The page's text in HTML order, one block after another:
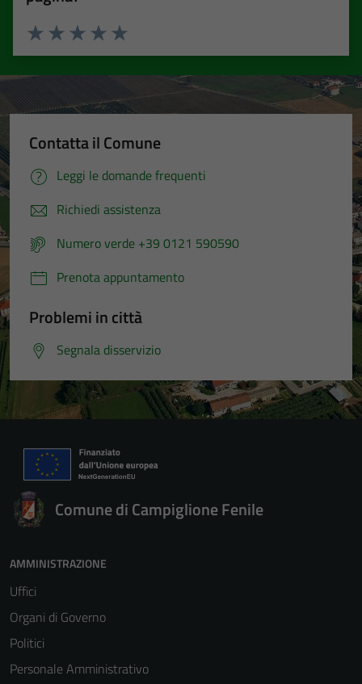
Valuta 5 stelle su 5
Valuta 4 stelle su 5
Valuta 3 stelle su 5
Valuta 2 stelle su 5
Valuta 1 stelle su 5
Contatta il Comune
Leggi le domande frequenti
Richiedi assistenza
Numero verde +39 0121 590590
Prenota appuntamento
Problemi in città
Segnala disservizio
Comune di Campiglione Fenile
AMMINISTRAZIONE
Uffici
Organi di Governo
Politici
Personale Amministrativo